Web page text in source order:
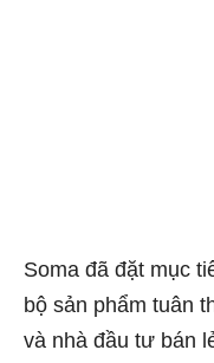
Soma đã đặt mục
bộ sản phẩm tuân
và nhà đầu tư bán